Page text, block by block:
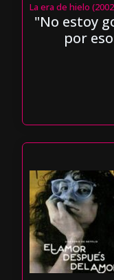
La era de hielo
"No estoy
por